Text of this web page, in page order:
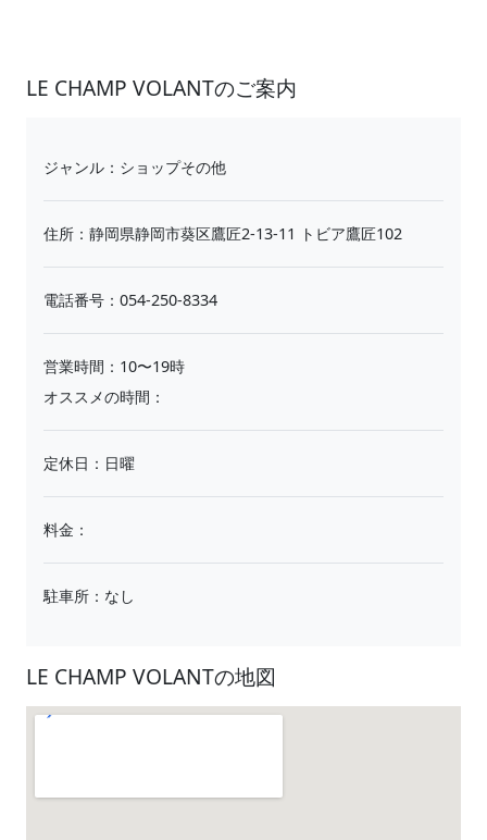
LE CHAMP VOLANTのご案内
ジャンル：ショップその他
住所：静岡県静岡市葵区鷹匠2-13-11 トビア鷹匠102
電話番号：054-250-8334
営業時間：10〜19時
オススメの時間：
定休日：日曜
料金：
駐車所：なし
LE CHAMP VOLANTの地図